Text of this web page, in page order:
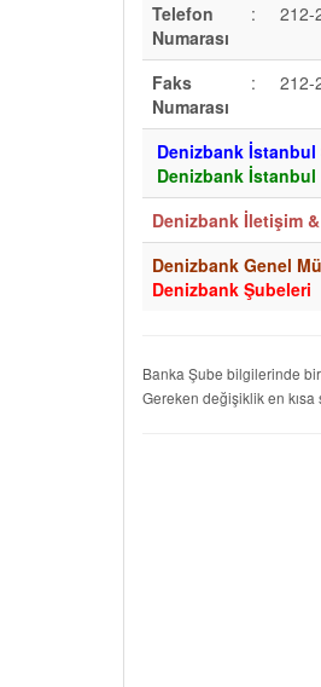
Telefon
Numarası
: 212-
Faks
Numarası
: 212-
Denizbank İstanbul
Denizbank
Denizbank İletişim
Denizbank Genel
Denizbank Şubeleri
Banka Şube bilgilerinde
Gereken değişiklik en kısa